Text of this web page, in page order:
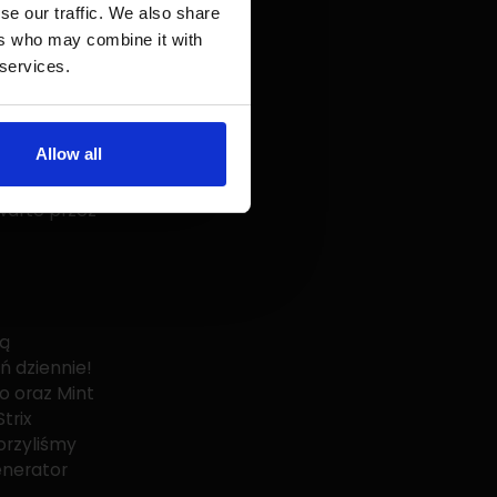
our traffic. We also share
who may combine it with
Allow all
czasie
się
wplatać
klient może
stanowią
przez
dziennie!
oraz Mint